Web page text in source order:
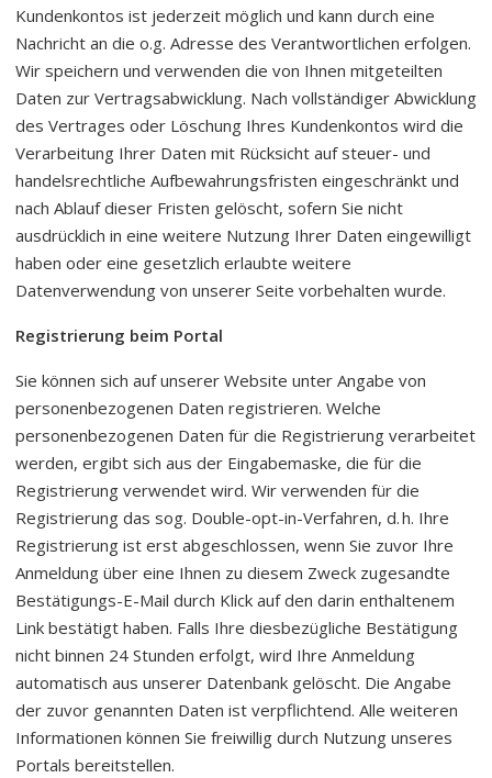
Kundenkontos ist jederzeit möglich und kann durch eine
Nachricht an die o.g. Adresse des Verantwortlichen erfolgen.
Wir speichern und verwenden die von Ihnen mitgeteilten
Daten zur Vertragsabwicklung. Nach vollständiger Abwicklung
des Vertrages oder Löschung Ihres Kundenkontos wird die
Verarbeitung Ihrer Daten mit Rücksicht auf steuer- und
handelsrechtliche Aufbewahrungsfristen eingeschränkt und
nach Ablauf dieser Fristen gelöscht, sofern Sie nicht
ausdrücklich in eine weitere Nutzung Ihrer Daten eingewilligt
haben oder eine gesetzlich erlaubte weitere
Datenverwendung von unserer Seite vorbehalten wurde.
Registrierung beim Portal
Sie können sich auf unserer Website unter Angabe von
personenbezogenen Daten registrieren. Welche
personenbezogenen Daten für die Registrierung verarbeitet
werden, ergibt sich aus der Eingabemaske, die für die
Registrierung verwendet wird. Wir verwenden für die
Registrierung das sog. Double-opt-in-Verfahren, d. h. Ihre
Registrierung ist erst abgeschlossen, wenn Sie zuvor Ihre
Anmeldung über eine Ihnen zu diesem Zweck zugesandte
Bestätigungs-E-Mail durch Klick auf den darin enthaltenem
Link bestätigt haben. Falls Ihre diesbezügliche Bestätigung
nicht binnen 24 Stunden erfolgt, wird Ihre Anmeldung
automatisch aus unserer Datenbank gelöscht. Die Angabe
der zuvor genannten Daten ist verpflichtend. Alle weiteren
Informationen können Sie freiwillig durch Nutzung unseres
Portals bereitstellen.